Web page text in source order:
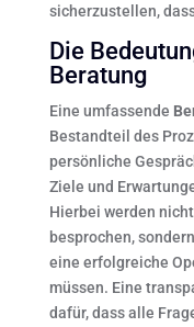
sicherzustellen,
Die
Beratung
Eine umfassende
Bestandteil des
persönliche
Ziele und
Hierbei werden
besprochen,
eine erfolgreiche
müssen. Eine
dafür, dass alle